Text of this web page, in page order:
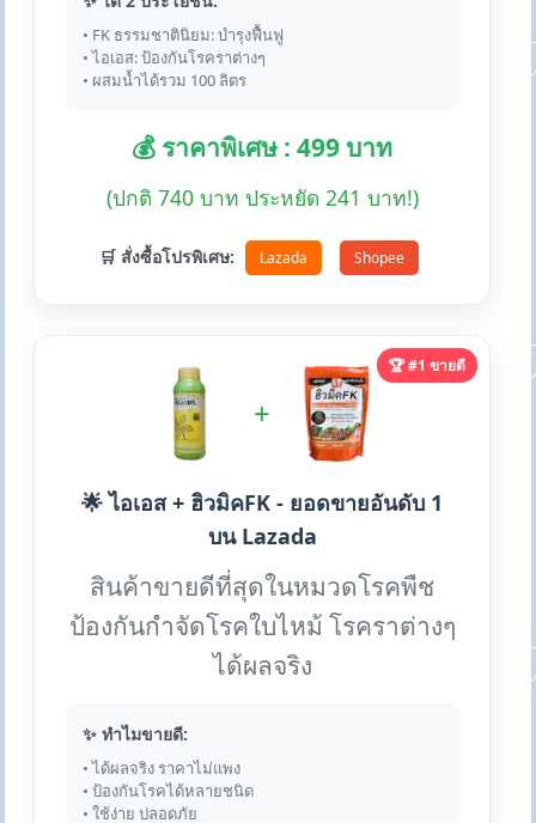
• FK ธรรมชาตินิยม: บำรุงฟื้นฟู
• ไอเอส: ป้องกันโรคราต่างๆ
• ผสมน้ำได้รวม 100 ลิตร
💰 ราคาพิเศษ : 499 บาท
(ปกติ 740 บาท ประหยัด 241 บาท!)
🛒 สั่งซื้อโปรพิเศษ: Lazada Shopee
🏆 #1 ขายดี
+
🌟 ไอเอส + ฮิวมิคFK - ยอดขายอันดับ 1
บน Lazada
สินค้าขายดีที่สุดในหมวดโรคพืช
ป้องกันกำจัดโรคใบไหม้ โรคราต่างๆ
ได้ผลจริง
✨ ทำไมขายดี:
• ได้ผลจริง ราคาไม่แพง
• ป้องกันโรคได้หลายชนิด
• ใช้ง่าย ปลอดภัย